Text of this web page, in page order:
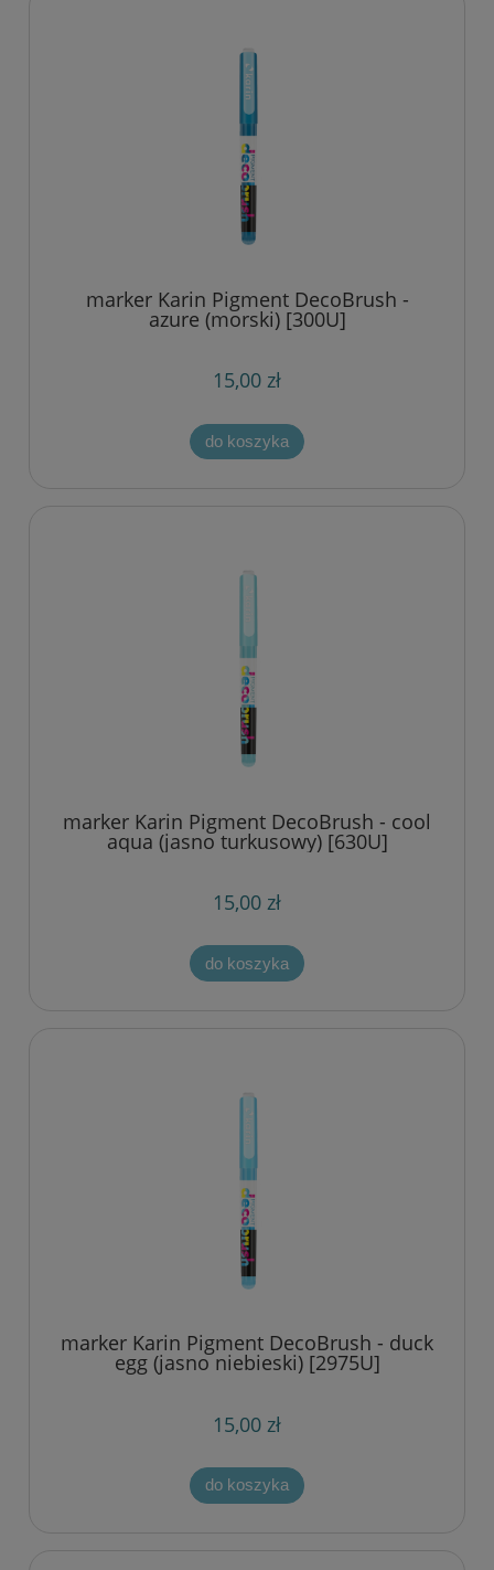
marker Karin Pigment DecoBrush -
azure (morski) [300U]
15,00 zł
do koszyka
marker Karin Pigment DecoBrush - cool
aqua (jasno turkusowy) [630U]
15,00 zł
do koszyka
marker Karin Pigment DecoBrush - duck
egg (jasno niebieski) [2975U]
15,00 zł
do koszyka